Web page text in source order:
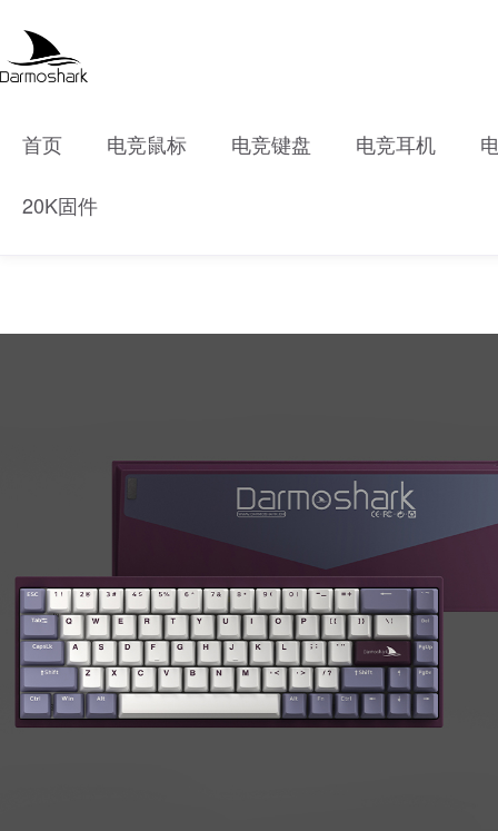
首页 电竞鼠标 电竞键盘 电竞耳机
20K固件